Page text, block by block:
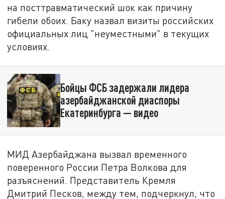
на посттравматический шок как причину
гибели обоих. Баку назвал визиты российских
официальных лиц "неуместными" в текущих
условиях.
Бойцы ФСБ задержали лидера
азербайджанской диаспоры
Екатеринбурга — видео
МИД Азербайджана вызвал временного
поверенного России Петра Волкова для
разъяснений. Представитель Кремля
Дмитрий Песков, между тем, подчеркнул, что